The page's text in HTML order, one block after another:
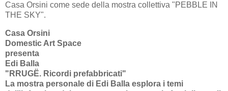
Casa Orsini come sede della mostra collettiva "PEBBLE IN
THE SKY".
Casa Orsini
Domestic Art Space
presenta
Edi Balla
"RRUGË. Ricordi prefabbricati"
La mostra personale di Edi Balla esplora i temi